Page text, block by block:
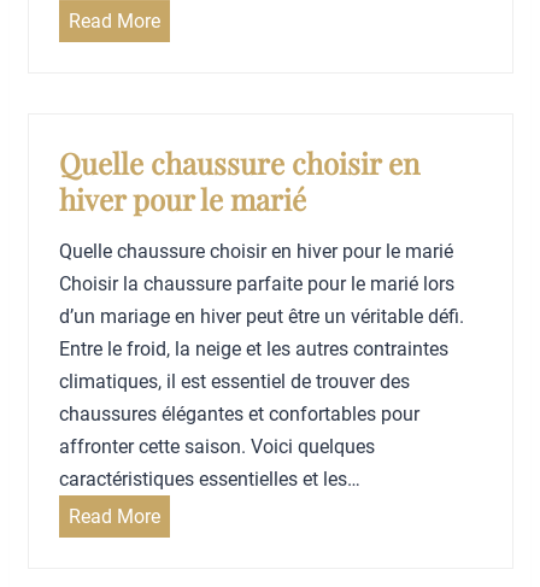
i
n
A
u
e
Read MoreB
o
n
n
i
è
r
e
s
d
e
m
a
r
Quelle chaussure choisir en
hiver pour le marié
Quelle chaussure choisir en hiver pour le marié
Choisir la chaussure parfaite pour le marié lors
d’un mariage en hiver peut être un véritable défi.
Entre le froid, la neige et les autres contraintes
climatiques, il est essentiel de trouver des
chaussures élégantes et confortables pour
affronter cette saison. Voici quelques
caractéristiques essentielles et les…
Read MoreQ